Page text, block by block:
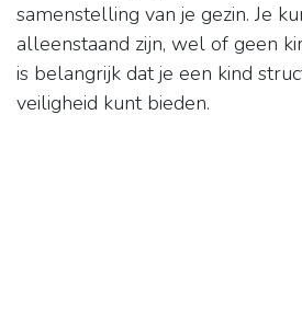
samenstelling van je gezin. Je
alleenstaand zijn, wel of geen
is belangrijk dat je een kind
veiligheid kunt bieden.